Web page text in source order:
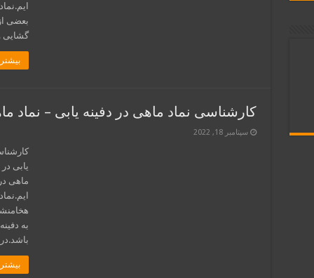
بعضی
گشایی
کارشناسی نماد ماهی در دفینه یابی – نماد
سپتامبر 18, 2022
یابی
ماهی
به